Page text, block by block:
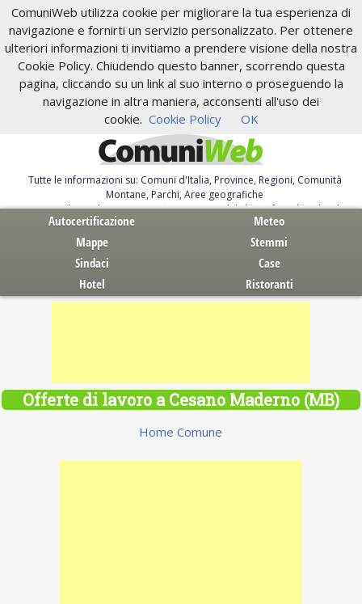
ComuniWeb utilizza cookie per migliorare la tua esperienza di
navigazione e fornirti un servizio personalizzato. Per ottenere
ulteriori informazioni ti invitiamo a prendere visione della nostra
Cookie Policy. Chiudendo questo banner, scorrendo questa
pagina, cliccando su un link al suo interno o proseguendo la
navigazione in altra maniera, acconsenti all'uso dei
cookie. Cookie Policy OK
Tutte le informazioni su: Comuni d'Italia, Province, Regioni, Comunità
Montane, Parchi, Aree geografiche
Servizi al Cittadino. Autocertificazione, moduli, leggi, free download
Autocertificazione
Meteo
Mappe
Stemmi
Sindaci
Case
Hotel
Ristoranti
Offerte di lavoro a Cesano Maderno (MB)
Home Comune